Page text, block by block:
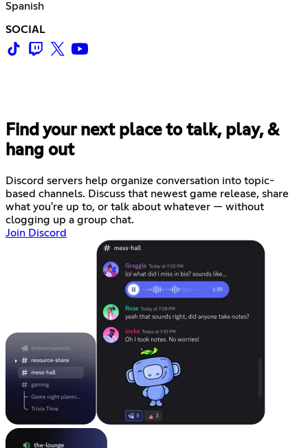
Spanish
SOCIAL
Find your next place to talk, play, &
hang out
Discord servers help organize conversation into topic-
based channels. Discuss that newest game release, share
what you're up to, or talk about whatever — without
clogging up a group chat.
Join Discord